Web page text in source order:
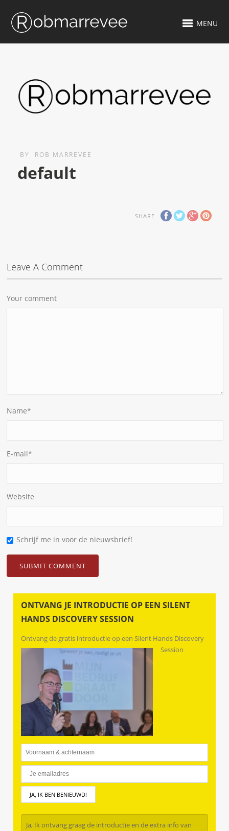
MENU
BY ROB MARREVEE
default
SHARE
Leave A Comment
Your comment
Name*
E-mail*
Website
Schrijf me in voor de nieuwsbrief!
ONTVANG JE INTRODUCTIE OP EEN SILENT
HANDS DISCOVERY SESSION
Ontvang de gratis introductie op een Silent Hands Discovery
Session
Ja, Ik ontvang graag de introductie en de extra info van